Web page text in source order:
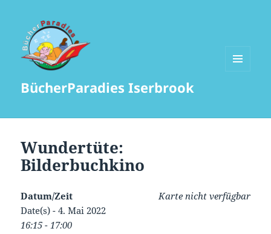
BücherParadies Iserbrook
Wundertüte:
Bilderbuchkino
Karte nicht verfügbar
Datum/Zeit
Date(s) - 4. Mai 2022
16:15 - 17:00